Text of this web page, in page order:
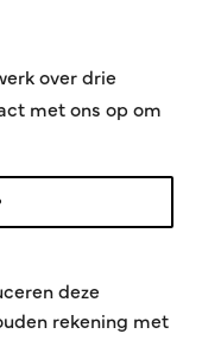
over drie
met ons op om
deze
rekening met